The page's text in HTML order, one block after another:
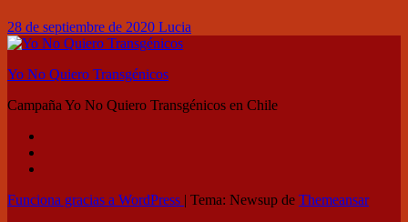
28 de septiembre de 2020 Lucia
Yo No Quiero Transgénicos
Campaña Yo No Quiero Transgénicos en Chile
Funciona gracias a WordPress | Tema: Newsup de Themeansar